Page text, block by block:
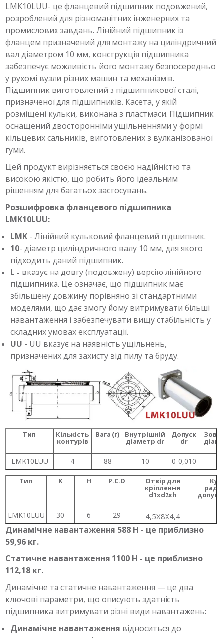
LMK10LUU- це фланцевий підшипник подовжений,
розроблений для різноманітних інженерних та
промислових завдань. Лінійний підшипник із
фланцем призначений для монтажу на циліндричний
вал діаметром 10 мм, конструкція підшипника
забезпечує можливість його монтажу безпосередньо
у рухомі вузли різних машин та механізмів.
Підшипник виготовлений з підшипникової сталі,
призначеної для підшипників. Касета, у якій
розміщені кульки, виконана з пластмаси. Підшипник
оснащений двосторонніми ущільненнями у формі
кільцевих сальників, виготовлених з вулканізованої
гуми.
Цей продукт вирізняється своєю надійністю та
високою якістю, що робить його ідеальним
рішенням для багатьох застосувань.
Розшифровка фланцевого підшипника
LMK10LUU:
LMK - Лінійний кульковий фланцевий підшипник.
10- діаметр циліндричного валу 10 мм, для якого
підходить даний підшипник.
L - вказує на довгу (подовжену) версію лінійного
підшипника. Це означає, що підшипник має
збільшену довжину порівняно зі стандартними
моделями, що дає змогу йому витримувати більші
навантаження і забезпечувати вищу стабільність у
складних умовах експлуатації.
UU - UU вказує на наявність ущільнень,
призначених для захисту від пилу та бруду.
Тип Кількість
контурів
Вага (г) Внутрішній
діаметр dr
Допуск
dr
LMK10LUU 4 88 10 0-0,010
Тип K H P.C.D Отвір для
кріплення
d1xd2xh
LMK10LUU 30 6 29 4,5X8X4,4
Динамічне навантаження 588 Н - це приблизно
59,96 кг.
Статичне навантаження 1100 Н - це приблизно
112,18 кг.
Динамічне та статичне навантаження — це два
ключові параметри, що описують здатність
підшипника витримувати різні види навантажень:
Динамічне навантаження відноситься до